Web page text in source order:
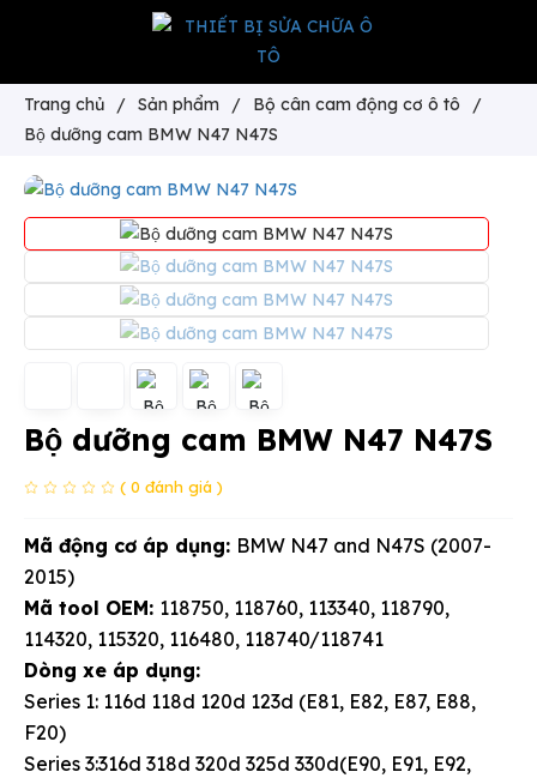
Trang chủ / Sản phẩm / Bộ cân cam động cơ ô tô
/
Bộ dưỡng cam BMW N47 N47S
Bộ dưỡng cam BMW N47 N47S
( 0 đánh giá )
Mã động cơ áp dụng: BMW N47 and N47S (2007-
2015)
Mã tool OEM: 118750, 118760, 113340, 118790,
114320, 115320, 116480, 118740/118741
Dòng xe áp dụng:
Series 1: 116d 118d 120d 123d (E81, E82, E87, E88,
F20)
Series 3:316d 318d 320d 325d 330d(E90, E91, E92,